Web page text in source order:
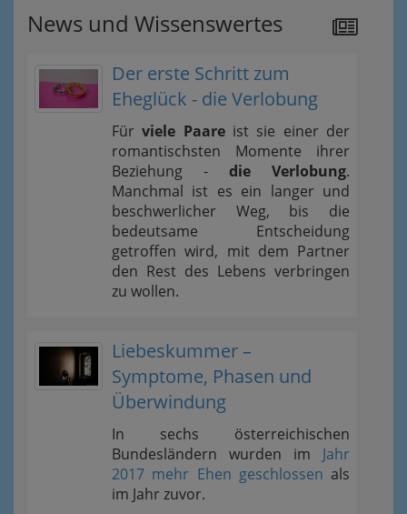
News und Wissenswertes
Der erste Schritt zum
Eheglück - die Verlobung
Fürviele Paareist sie einer der
romantischsten Momente ihrer
Beziehung - die Verlobung.
Manchmal ist es ein langer und
beschwerlicher Weg, bis die
bedeutsame Entscheidung
getroffen wird, mit dem Partner
den Rest des Lebens verbringen
zu wollen.
Liebeskummer –
Symptome, Phasen und
Überwindung
In sechs österreichischen
Bundesländern wurden im Jahr
2017 mehr Ehen geschlossen als
im Jahr zuvor.